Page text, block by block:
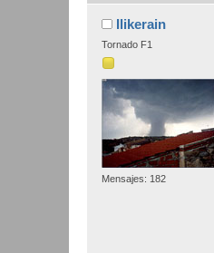
Ilikerain
Tornado F1
Mensajes: 182